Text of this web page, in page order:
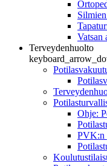
Vatsan
Terveydenhuolto
Ohje:
PVK:n